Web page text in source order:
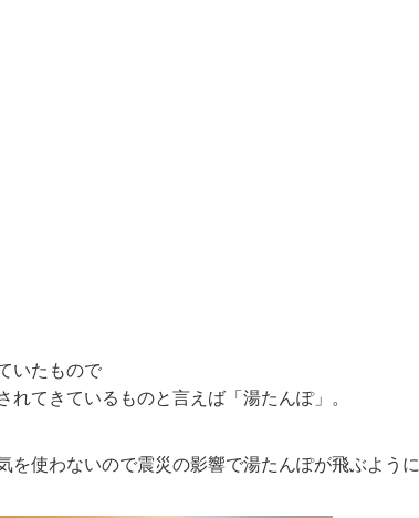
いたもので
れてきているものと言えば「湯たんぽ」。
を使わないので震災の影響で湯たんぽが飛ぶように